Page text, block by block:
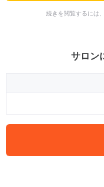
続きを閲覧するには
サロン